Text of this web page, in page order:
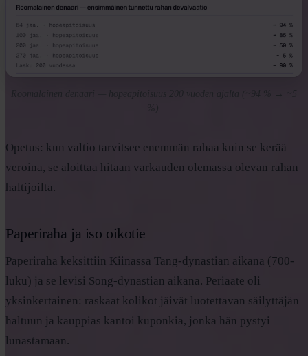
Opetus: kun valtio tarvitsee enemmän rahaa kuin se kerää
veroina, se aloittaa hitaan varkauden olemassa olevan rahan
haltijoilta.
Paperiraha ja iso oikotie
Paperiraha keksittiin Kiinassa Tang-dynastian aikana (700-
luku) ja se levisi Song-dynastian aikana. Periaate oli
yksinkertainen: raskaat kolikot jäivät luotettavan säilyttäjän
haltuun ja kauppias kantoi kuponkia, jonka hän pystyi
lunastamaan.